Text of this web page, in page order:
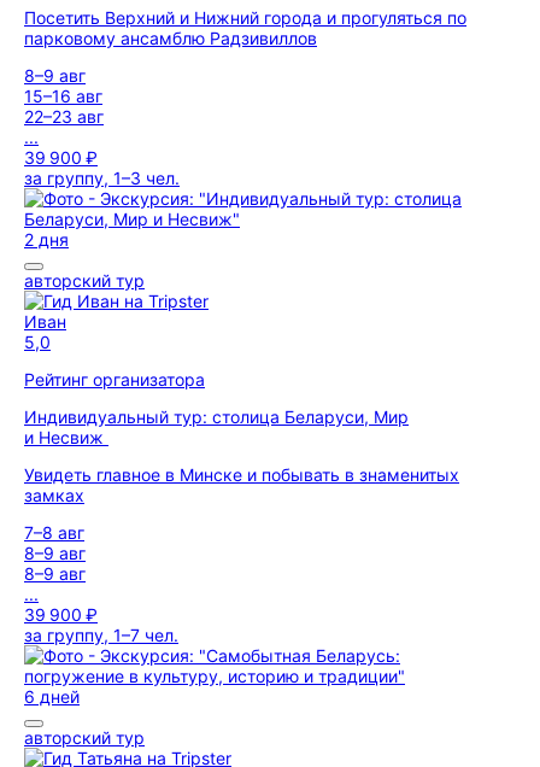
Посетить Верхний и Нижний города и прогуляться по
парковому ансамблю Радзивиллов
8–9 авг
15–16 авг
22–23 авг
...
39 900 ₽
за группу, 1–3 чел.
2 дня
авторский тур
Иван
5,0
Рейтинг организатора
Индивидуальный тур: столица Беларуси, Мир
и Несвиж
Увидеть главное в Минске и побывать в знаменитых
замках
7–8 авг
8–9 авг
8–9 авг
...
39 900 ₽
за группу, 1–7 чел.
6 дней
авторский тур